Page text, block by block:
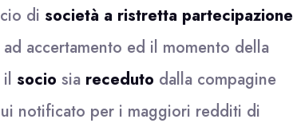
di società a ristretta partecipazione
accertamento ed il momento della
il socio sia receduto dalla compagine
notificato per i maggiori redditi di